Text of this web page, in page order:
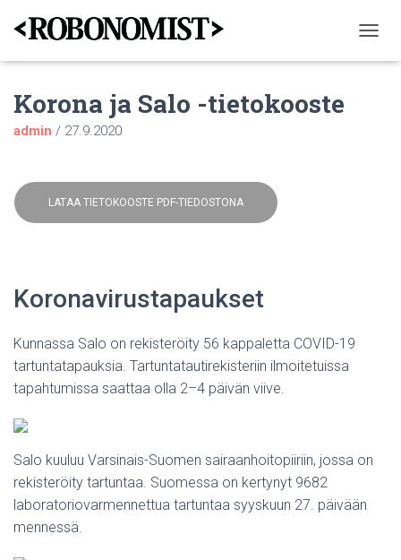
A
Korona ja Salo -tietokooste
admin / 27.9.2020
LATAA TIETOKOOSTE PDF-TIEDOSTONA
Koronavirustapaukset
Kunnassa Salo on rekisteröity 56 kappaletta COVID-19
tartuntatapauksia. Tartuntatautirekisteriin ilmoitetuissa
tapahtumissa saattaa olla 2–4 päivän viive.
Salo kuuluu Varsinais-Suomen sairaanhoitopiiriin, jossa on
rekisteröity tartuntaa. Suomessa on kertynyt 9682
laboratoriovarmennettua tartuntaa syyskuun 27. päivään
mennessä.